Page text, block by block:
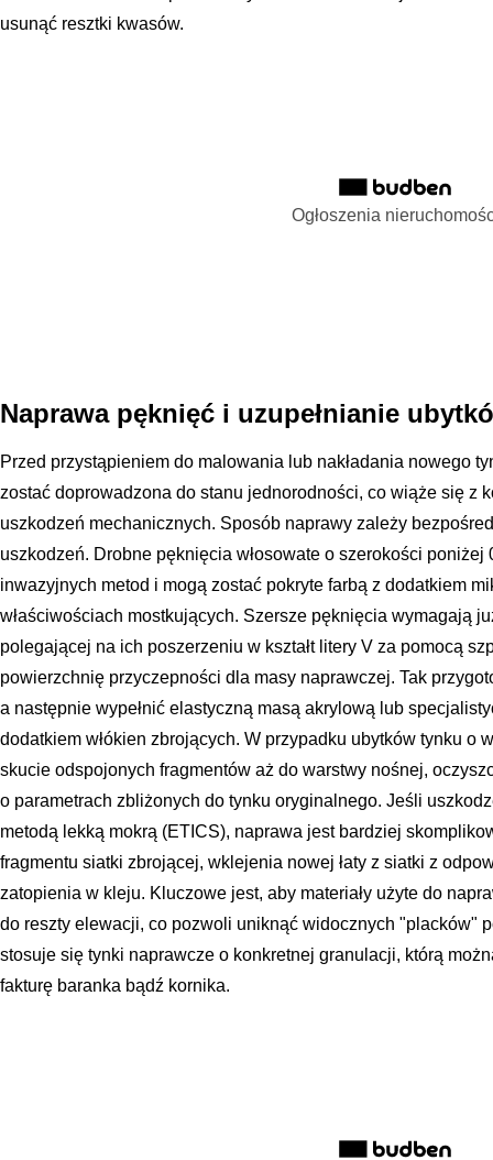
usunąć resztki kwasów.
Ogłoszenia
Naprawa pęknięć i uzupełnianie
Przed przystąpieniem do malowania lub nakładania nowego
zostać doprowadzona do stanu jednorodności, co wiąże się z
uszkodzeń mechanicznych. Sposób naprawy zależy
uszkodzeń. Drobne pęknięcia włosowate o szerokości
inwazyjnych metod i mogą zostać pokryte farbą z dodatkiem
właściwościach mostkujących. Szersze pęknięcia wymagają
polegającej na ich poszerzeniu w kształt litery V za pomocą
powierzchnię przyczepności dla masy naprawczej. Tak
a następnie wypełnić elastyczną masą akrylową lub
dodatkiem włókien zbrojących. W przypadku ubytków tynku o
skucie odspojonych fragmentów aż do warstwy nośnej,
o parametrach zbliżonych do tynku oryginalnego. Jeśli
metodą lekką mokrą (ETICS), naprawa jest bardziej
fragmentu siatki zbrojącej, wklejenia nowej łaty z siatki z
zatopienia w kleju. Kluczowe jest, aby materiały użyte do
do reszty elewacji, co pozwoli uniknąć widocznych "placków"
stosuje się tynki naprawcze o konkretnej granulacji, którą
fakturę baranka bądź kornika.